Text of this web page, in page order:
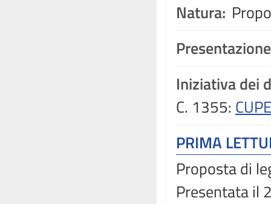
Natura:
Iniziativa dei
C. 1355:
PRIMA
Proposta di
Presentata il